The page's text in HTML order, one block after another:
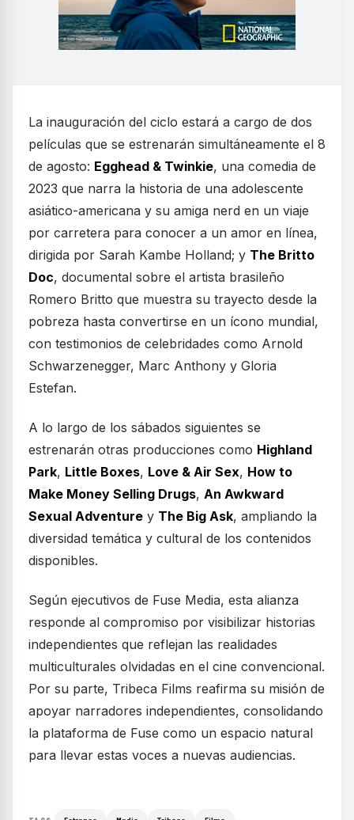
La inauguración del ciclo estará a cargo de dos
películas que se estrenarán simultáneamente el 8
de agosto: Egghead & Twinkie, una comedia de
2023 que narra la historia de una adolescente
asiático-americana y su amiga nerd en un viaje
por carretera para conocer a un amor en línea,
dirigida por Sarah Kambe Holland; y The Britto
Doc, documental sobre el artista brasileño
Romero Britto que muestra su trayecto desde la
pobreza hasta convertirse en un ícono mundial,
con testimonios de celebridades como Arnold
Schwarzenegger, Marc Anthony y Gloria
Estefan.
A lo largo de los sábados siguientes se
estrenarán otras producciones como Highland
Park, Little Boxes, Love & Air Sex, How to
Make Money Selling Drugs, An Awkward
Sexual Adventure y The Big Ask, ampliando la
diversidad temática y cultural de los contenidos
disponibles.
Según ejecutivos de Fuse Media, esta alianza
responde al compromiso por visibilizar historias
independientes que reflejan las realidades
multiculturales olvidadas en el cine convencional.
Por su parte, Tribeca Films reafirma su misión de
apoyar narradores independientes, consolidando
la plataforma de Fuse como un espacio natural
para llevar estas voces a nuevas audiencias.